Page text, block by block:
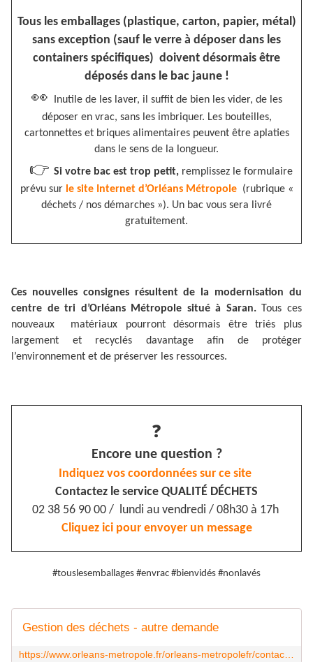
Tous les emballages (plastique, carton, papier, métal)
sans exception (sauf le verre à déposer dans les
containers spécifiques) doivent désormais être
déposés dans le bac jaune !
👀
Inutile de les laver, il suffit de bien les vider, de les
déposer en vrac, sans les imbriquer. Les bouteilles,
cartonnettes et briques alimentaires peuvent être aplaties
dans le sens de la longueur.
👉 Si votre bac est trop petit, remplissez le formulaire
prévu sur le site Internet d’Orléans Métropole(rubrique «
déchets / nos démarches »). Un bac vous sera livré
gratuitement.
Ces nouvelles consignes résultent de la modernisation du
centre de tri d’Orléans Métropole situé à Saran.
Tous ces
nouveaux matériaux pourront désormais être triés plus
largement et recyclés davantage afin de protéger
l’environnement et de préserver les ressources.
❓
Encore une question ?
Indiquez vos coordonnées sur ce site
Contactez le service QUALITÉ DÉCHETS
02 38 56 90 00 / lundi au vendredi / 08h30 à 17h
Cliquez ici pour envoyer un message
#touslesemballages #envrac #bienvidés #nonlavés
Gestion des déchets - autre demande